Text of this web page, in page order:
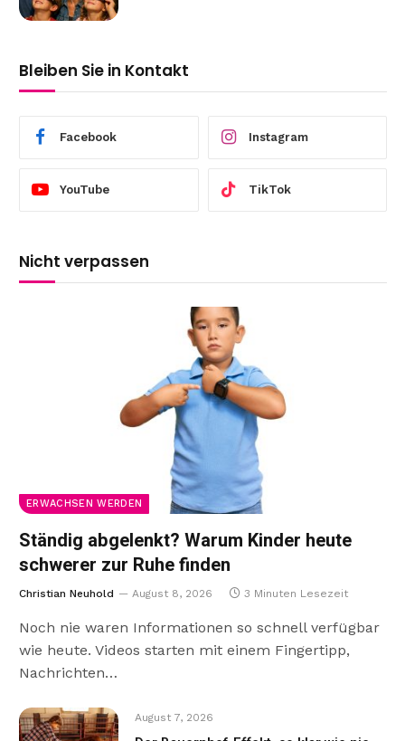
Bleiben Sie in Kontakt
Facebook Instagram
YouTube TikTok
Nicht verpassen
ERWACHSEN WERDEN
Ständig abgelenkt? Warum Kinder heute
schwerer zur Ruhe finden
Christian Neuhold August 8, 2026 3 Minuten Lesezeit
Noch nie waren Informationen so schnell verfügbar
wie heute. Videos starten mit einem Fingertipp,
Nachrichten…
August 7, 2026